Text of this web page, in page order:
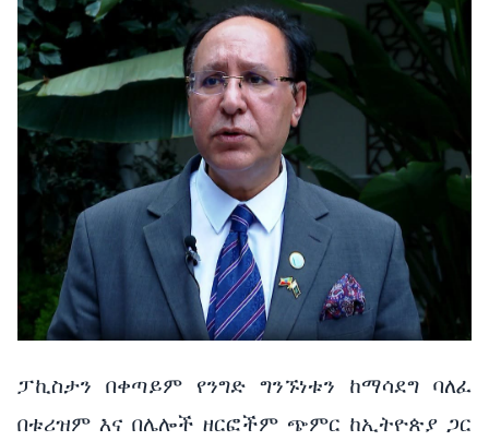
ፓኪስታን በቀጣይም የንግድ ግንኙነቱን ከማሳደግ ባለፈ
በቱሪዝም እና በሌሎች ዘርፎችም ጭምር ከኢትዮጵያ ጋር